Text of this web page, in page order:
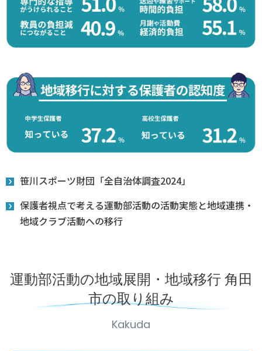
笹川スポーツ財団「全自治体調査2024」
保護者視点で考える運動部活動の活動実態と地域連携・
地域クラブ活動への移行
運動部活動の地域展開・地域移行 角田
市の取り組み
Kakuda